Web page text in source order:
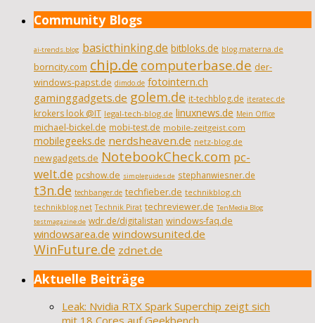
Community Blogs
ai-trends.blog basicthinking.de bitbloks.de blog.materna.de
borncity.com chip.de computerbase.de der-
windows-papst.de dimdo.de fotointern.ch
gaminggadgets.de golem.de it-techblog.de iteratec.de
krokers look @IT legal-tech-blog.de linuxnews.de Mein Office
michael-bickel.de mobi-test.de mobile-zeitgeist.com
mobilegeeks.de nerdsheaven.de netz-blog.de
newgadgets.de NotebookCheck.com pc-
welt.de pcshow.de simpleguides.de stephanwiesner.de
t3n.de techbanger.de techfieber.de technikblog.ch
technikblog.net Technik Pirat techreviewer.de TenMedia Blog
testmagazine.de wdr.de/digitalistan windows-faq.de
windowsarea.de windowsunited.de
WinFuture.de zdnet.de
Aktuelle Beiträge
Leak: Nvidia RTX Spark Superchip zeigt sich